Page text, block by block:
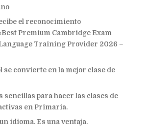
el reconocimiento
Premium Cambridge Exam
Training Provider 2026 –
se convierte en la mejor clase de
sencillas para hacer las clases de
en Primaria.
idioma. Es una ventaja.